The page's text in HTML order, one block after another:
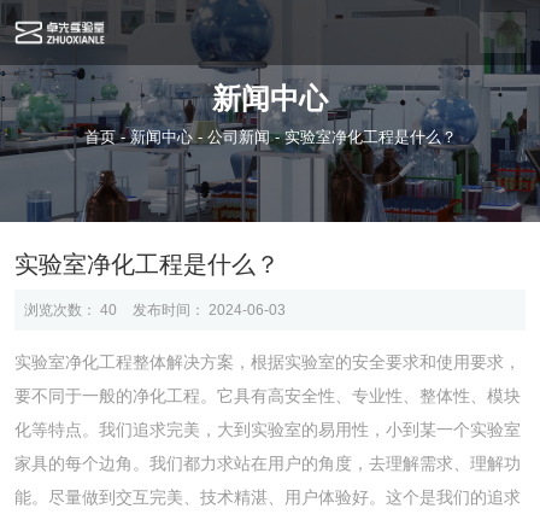
新闻中心
首页-新闻中心 - 公司新闻 -实验室净化工程是什么？
实验室净化工程是什么？
浏览次数： 40 发布时间： 2024-06-03
实验室净化工程整体解决方案，根据实验室的安全要求和使用要求，
要不同于一般的净化工程。它具有高安全性、专业性、整体性、模块
化等特点。我们追求完美，大到实验室的易用性，小到某一个实验室
家具的每个边角。我们都力求站在用户的角度，去理解需求、理解功
能。尽量做到交互完美、技术精湛、用户体验好。这个是我们的追求